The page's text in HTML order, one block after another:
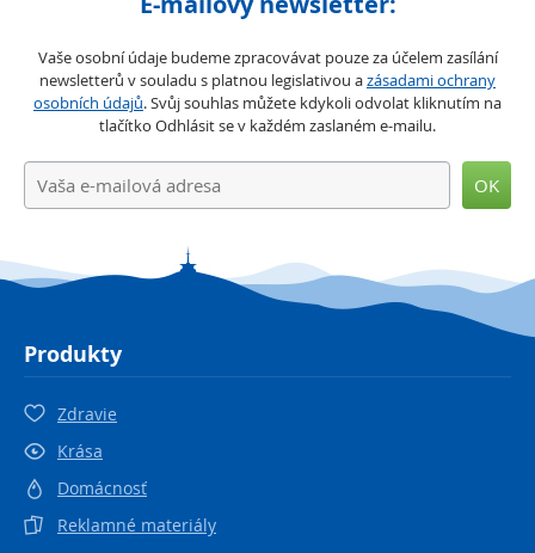
Vaše osobní údaje budeme zpracovávat pouze za účelem zasílání
newsletterů v souladu s platnou legislativou azásadami ochrany
osobních údajů. Svůj souhlas můžete kdykoli odvolat kliknutím na
tlačítko Odhlásit se v každém zaslaném e-mailu.
OK
Produkty
Zdravie
Krása
Domácnosť
Reklamné materiály